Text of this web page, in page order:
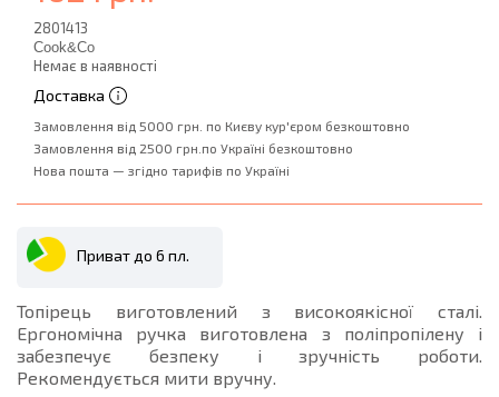
2801413
Cook&Co
Немає в наявності
Доставка
Замовлення від 5000 грн. по Києву кур'єром безкоштовно
Замовлення від 2500 грн.по Україні безкоштовно
Нова пошта — згідно тарифів по Україні
Приват до 6 пл.
Топірець виготовлений з високоякісної сталі.
Ергономічна ручка виготовлена з поліпропілену і
забезпечує безпеку і зручність роботи.
Рекомендується мити вручну.